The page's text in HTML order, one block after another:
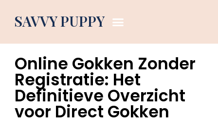
SAVVY PUPPY
Online Gokken Zonder
Registratie: Het
Definitieve Overzicht
voor Direct Gokken